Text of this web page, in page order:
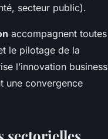
secteur public).
accompagnent toutes
le pilotage de la
l’innovation business
une convergence